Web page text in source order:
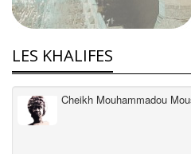
LES KHALIFES
Cheikh Mouhammadou